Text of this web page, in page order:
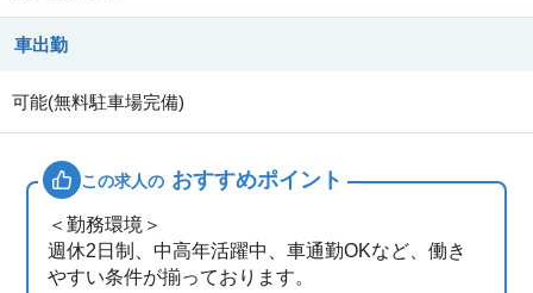
車出勤
可能(無料駐車場完備)
この求人の おすすめポイント
＜勤務環境＞
週休2日制、中高年活躍中、車通勤OKなど、働き
やすい条件が揃っております。